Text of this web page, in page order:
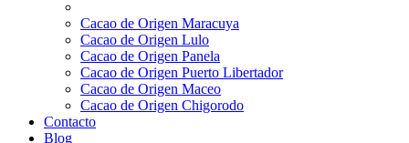
Cacao de Origen Maracuya
Cacao de Origen Lulo
Cacao de Origen Panela
Cacao de Origen Puerto Libertador
Cacao de Origen Maceo
Cacao de Origen Chigorodo
Contacto
Blog